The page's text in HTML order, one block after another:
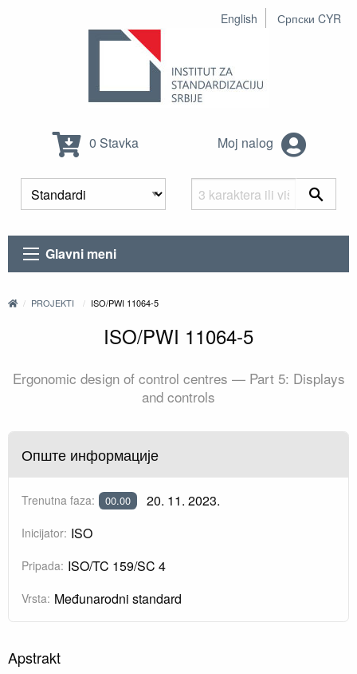
English Српски CYR
0 Stavka Moj nalog
Glavni meni
PROJEKTI ISO/PWI 11064-5
ISO/PWI 11064-5
Ergonomic design of control centres — Part 5: Displays
and controls
Опште информације
Trenutna faza: 00.00 20. 11. 2023.
Inicijator: ISO
Pripada: ISO/TC 159/SC 4
Vrsta: Međunarodni standard
Apstrakt